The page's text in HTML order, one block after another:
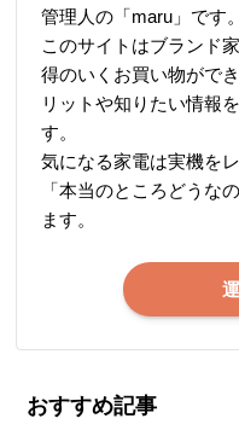
管理人の「maru」です。
このサイトはブランド
得のいくお買い物がで
リットや知りたい情報
す。
気になる家電は実機を
「本当のところどうな
ます。
おすすめ記事